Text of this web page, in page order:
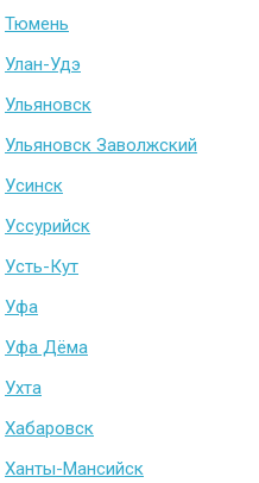
Тюмень
Улан-Удэ
Ульяновск
Ульяновск Заволжский
Усинск
Уссурийск
Усть-Кут
Уфа
Уфа Дёма
Ухта
Хабаровск
Ханты-Мансийск